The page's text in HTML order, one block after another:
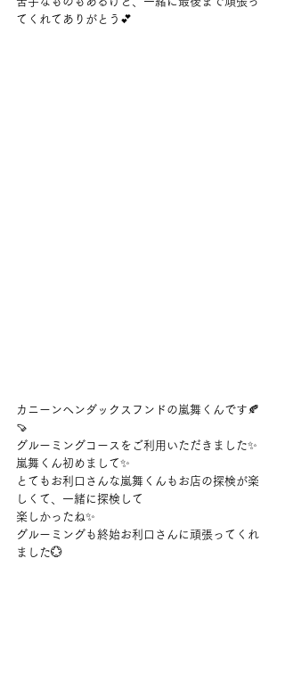
てくれてありがとう💕
カニーンヘンダックスフンドの嵐舞くんです🍂
🍠
グルーミングコースをご利用いただきました✨
嵐舞くん初めまして✨
とてもお利口さんな嵐舞くんもお店の探検が楽
しくて、一緒に探検して
楽しかったね✨
グルーミングも終始お利口さんに頑張ってくれ
ました💮